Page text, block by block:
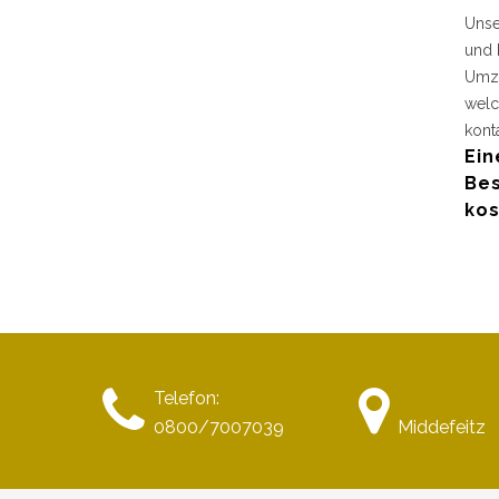
und
Telefon:
0800/7007039
Middefeitz